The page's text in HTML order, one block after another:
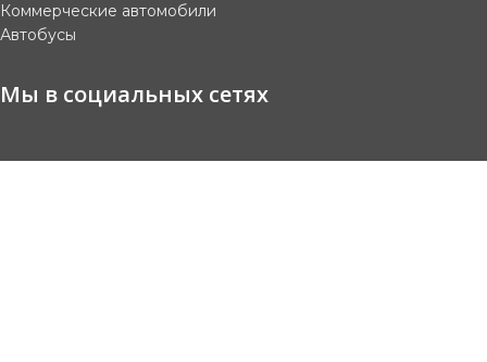
Коммерческие автомобили
Автобусы
Мы в социальных сетях